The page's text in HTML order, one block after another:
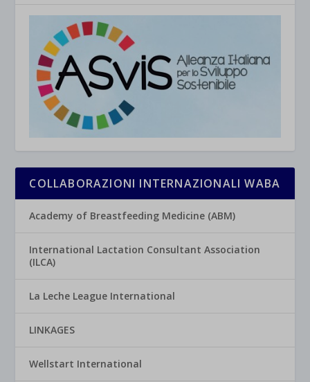
COLLABORAZIONI INTERNAZIONALI WABA
Academy of Breastfeeding Medicine (ABM)
International Lactation Consultant Association
(ILCA)
La Leche League International
LINKAGES
Wellstart International